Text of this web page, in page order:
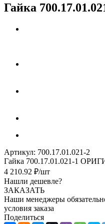
Гайка
Артикул: 700.17.01.021-2
Гайка 700.17.01.021-1
4 210.92 ₽/шт
Нашли дешевле?
ЗАКАЗАТЬ
Наши менеджеры
условия заказа
Поделиться